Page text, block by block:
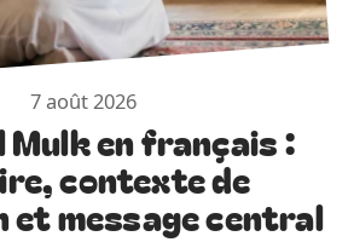
7 août 2026
en français :
contexte de
message central